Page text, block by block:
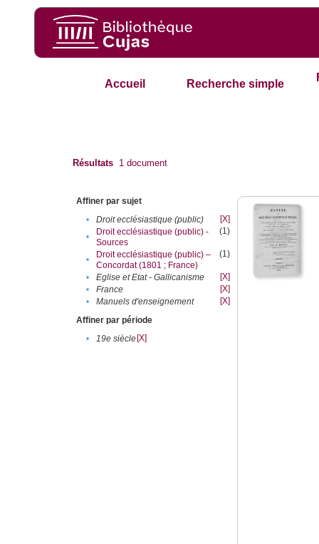
Accueil Recherche simple
Résultats 1 document
Affiner par sujet
•
Droit ecclésiastique (public)
[X]
•
Droit ecclésiastique (public) -
Sources
(1)
•
Droit ecclésiastique (public) –
Concordat (1801 ; France)
(1)
• Eglise et Etat - Gallicanisme
[X]
•
France
[X]
•
Manuels d'enseignement
[X]
Affiner par période
•
19e siècle[X]